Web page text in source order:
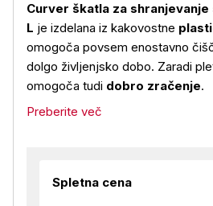
Curver škatla za
L je izdelana iz kakovostne
omogoča povsem enostavno
dolgo življenjsko dobo. Zaradi
omogoča tudi dobro zračenje.
Preberite več
Spletna cena